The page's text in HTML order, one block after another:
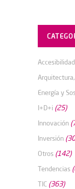
Accesibilidad
Energía y
I+D+i (25)
Innovación
Inversión
Otros (142)
Tendencias
TIC (363)